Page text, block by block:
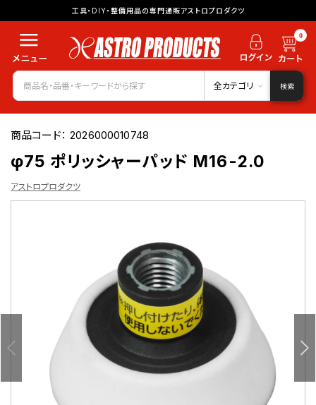
工具・DIY・整備用品の専門通販アストロプロダクツ
0
全カテゴリ 検索
商品コード：2026000010748
φ75 ポリッシャーパッド M16-2.0
アストロプロダクツ